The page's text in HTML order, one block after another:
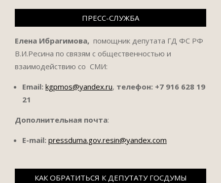
ПРЕСС-СЛУЖБА
Елена Ибрагимова, помощник депутата ГД ФС РФ
В.И.Ресина по связям с общественностью и
взаимодействию со СМИ:
Email: kgpmos@yandex.ru, телефон: +7 916 628 19
21
Дополнительная почта:
E-mail: pressduma.gov.resin@yandex.com
КАК ОБРАТИТЬСЯ К ДЕПУТАТУ ГОСДУМЫ